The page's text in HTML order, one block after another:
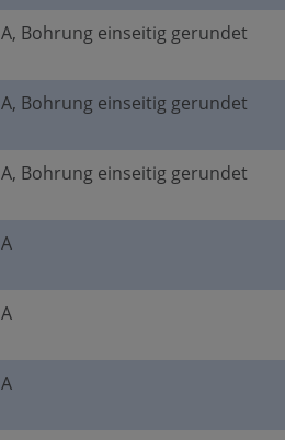
A, Bohrung einseitig gerundet
A, Bohrung einseitig gerundet
A, Bohrung einseitig gerundet
A
A
A